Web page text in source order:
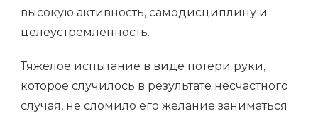
высокую активность, самодисциплину и
целеустремленность.
Тяжелое испытание в виде потери руки,
которое случилось в результате несчастного
случая, не сломило его желание заниматься